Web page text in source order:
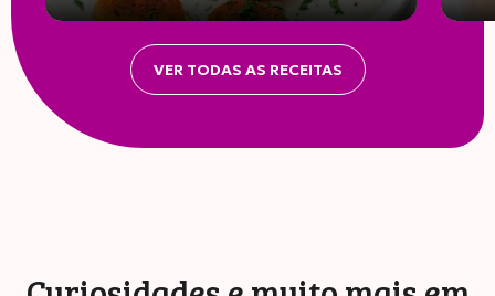
VER TODAS AS RECEITAS